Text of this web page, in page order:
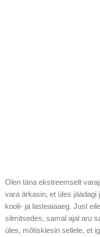
Olen täna ekstreemselt
vara ärkasin, et üles
kooli- ja lasteaiaaeg. Just
silmitsedes, samal ajal aru
üles, mõtisklesin sellele, et